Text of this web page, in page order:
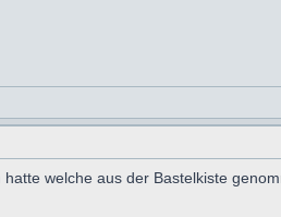
welche aus der Bastelkiste